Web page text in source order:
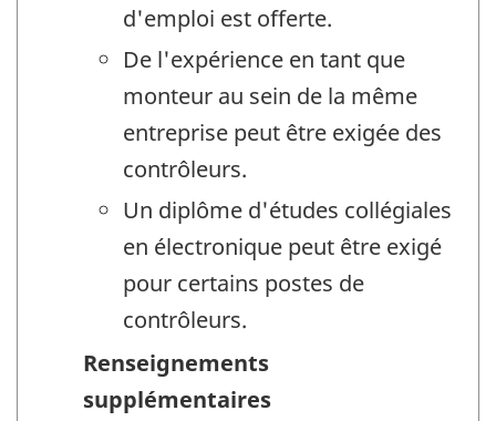
d'emploi est offerte.
De l'expérience en tant que
monteur au sein de la même
entreprise peut être exigée des
contrôleurs.
Un diplôme d'études collégiales
en électronique peut être exigé
pour certains postes de
contrôleurs.
Renseignements
supplémentaires